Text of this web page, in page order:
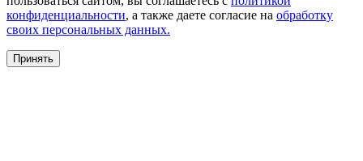
конфиденциальности, а также даете согласие на обработку
своих персональных данных.
Принять